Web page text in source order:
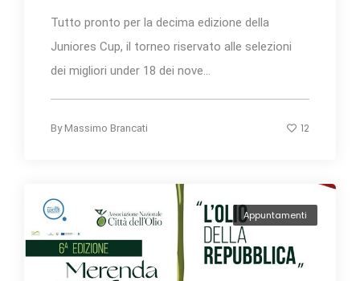
Tutto pronto per la decima edizione della
Juniores Cup, il torneo riservato alle selezioni
dei migliori under 18 dei nove...
By Massimo Brancati 12
Appuntamenti